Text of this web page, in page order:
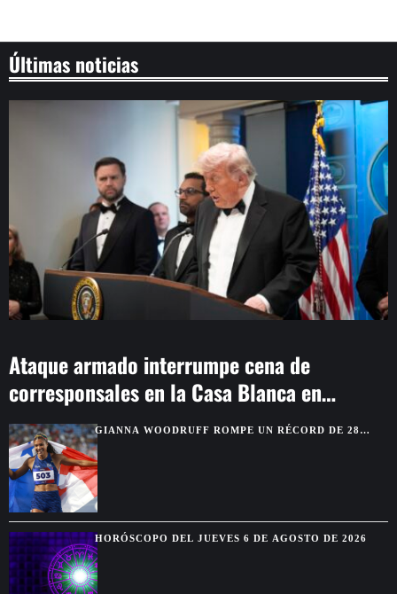
Últimas noticias
Ataque armado interrumpe cena de
corresponsales en la Casa Blanca en
WashingtonGIANNA WOODRUFF ROMPE UN RÉCORD DE 28
AÑOS Y CONQUISTA EL ORO EN SANTO DOMINGO
HORÓSCOPO DEL JUEVES 6 DE AGOSTO DE 2026